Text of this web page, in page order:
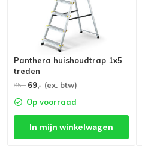
Panthera huishoudtrap 1x5
treden
85,- 69,- (ex. btw)
Op voorraad
In mijn winkelwagen